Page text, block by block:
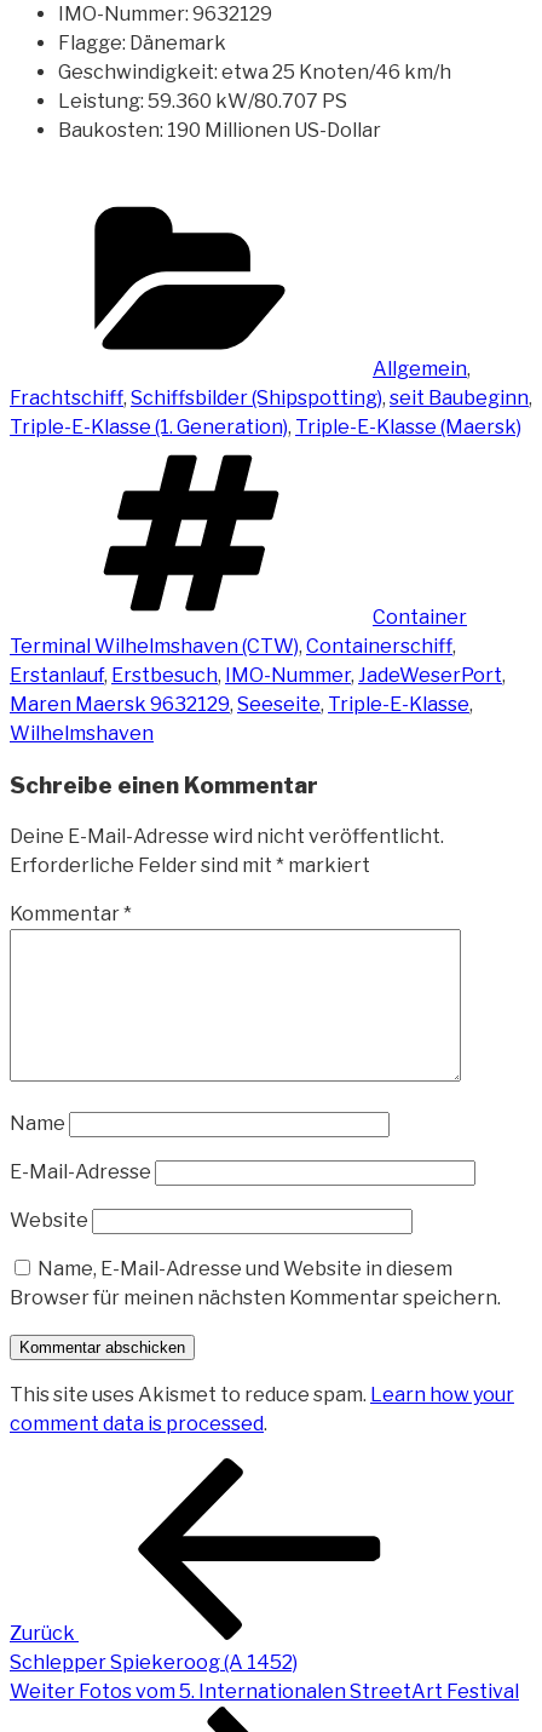
IMO-Nummer: 9632129
Flagge: Dänemark
Geschwindigkeit: etwa 25 Knoten/46 km/h
Leistung: 59.360 kW/80.707 PS
Baukosten: 190 Millionen US-Dollar
Allgemein,
Frachtschiff, Schiffsbilder (Shipspotting), seit Baubeginn,
Triple-E-Klasse (1. Generation), Triple-E-Klasse (Maersk)
Container
Terminal Wilhelmshaven (CTW), Containerschiff,
Erstanlauf, Erstbesuch, IMO-Nummer, JadeWeserPort,
Maren Maersk 9632129, Seeseite, Triple-E-Klasse,
Wilhelmshaven
Schreibe einen Kommentar
Deine E-Mail-Adresse wird nicht veröffentlicht.
Erforderliche Felder sind mit * markiert
Kommentar*
Name
E-Mail-Adresse
Website
Name, E-Mail-Adresse und Website in diesem
Browser für meinen nächsten Kommentar speichern.
This site uses Akismet to reduce spam. Learn how your
comment data is processed.
Beitragsnavigation
Zurück
Schlepper Spiekeroog (A 1452)
Nächster
Weiter Fotos vom 5. Internationalen StreetArt Festival